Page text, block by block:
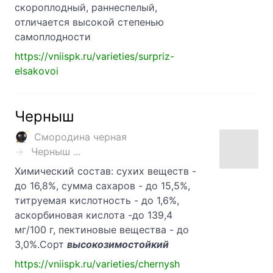
скороплодный, раннеспелый,
отличается высокой степенью
самоплодности
https://vniispk.ru/varieties/surpriz-
elsakovoi
Черныш
Смородина черная
Черныш ...
Химический состав: сухих веществ -
до 16,8%, сумма сахаров - до 15,5%,
титруемая кислотность - до 1,6%,
аскорбиновая кислота -до 139,4
мг/100 г, пектиновые вещества - до
3,0%.Сорт высокозимостойкий
https://vniispk.ru/varieties/chernysh